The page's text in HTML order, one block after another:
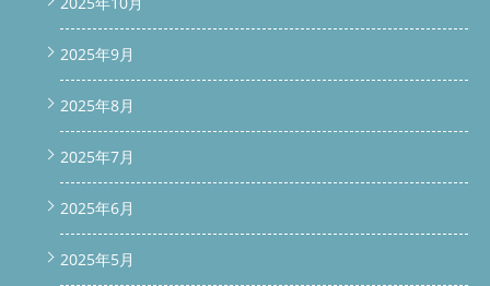
2025年9月
2025年8月
2025年7月
2025年6月
2025年5月